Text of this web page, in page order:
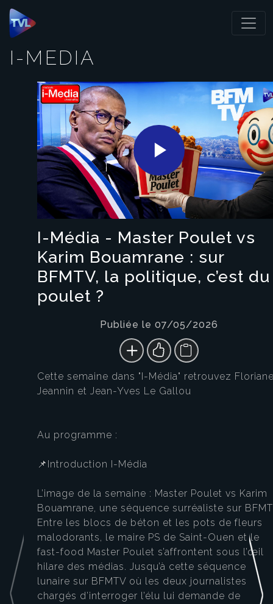
Panneau de gestion des cookies
I-MEDIA
Play
Video
I-Média - Master Poulet vs
Karim Bouamrane : sur
BFMTV, la politique, c’est du
poulet ?
Publiée le 07/05/2026
Cette semaine dans "I-Média" retrouvez
Jeannin et Jean-Yves Le Gallou
Au programme :
📌Introduction I-Média
L’image de la semaine : Master Poulet vs Karim
Bouamrane, une séquence surréaliste sur
Entre les blocs de béton et les pots de fleurs
malodorants, le maire PS de Saint-Ouen et le
fast-food Master Poulet s’affrontent sous l’œil
hilare des médias. Jusqu’à cette séquence
lunaire sur BFMTV où les deux journalistes
chargés d’interroger l’élu lui demande de